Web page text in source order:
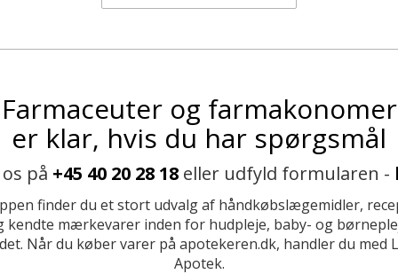
Farmaceuter og farmakonomer
er klar, hvis du har spørgsmål
på +45 40 20 28 18 eller udfyld formularen -
finder du et stort udvalg af håndkøbslægemidler,
kendte mærkevarer inden for hudpleje, baby- og
Når du køber varer på apotekeren.dk, handler du med
Apotek.